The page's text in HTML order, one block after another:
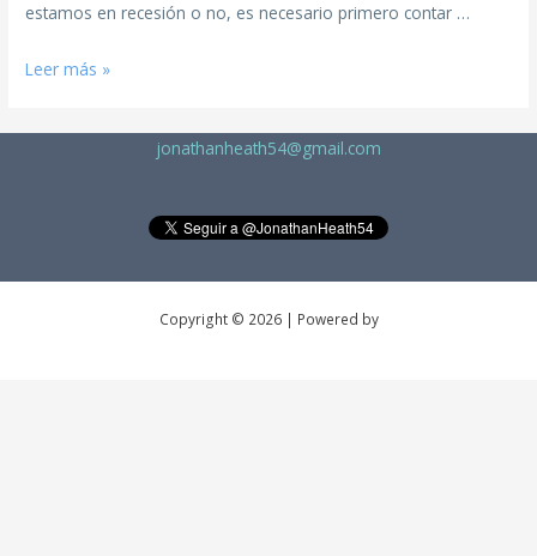
estamos en recesión o no, es necesario primero contar …
Leer más »
jonathanheath54@gmail.com
Copyright © 2026 | Powered by